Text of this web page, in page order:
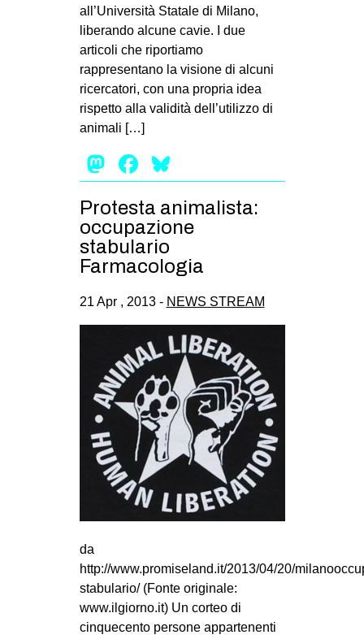
DIRITTO ALL’ABITARE
MIGRAZIONI
PRECARIATO
REPRESSIONE
CULTURE
ARTE
MANIFESTI
MUSICA
INTERNAZIONALE
AFRICA
AMERICHE
ESTREMO ORIENTE
EUROPA
MEDIO ORIENTE
MONDO
in
Fb
all’Università Statale di Milano,
liberando alcune cavie. I due
articoli che riportiamo
rappresentano la visione di alcuni
ricercatori, con una propria idea
rispetto alla validità dell’utilizzo di
animali […]
Mastodon
Facebook
Protesta animalista:
occupazione
stabulario
Farmacologia
21 Apr , 2013 - NEWS STREAM
da
http://www.promiseland.it/2013/04/20/
stabulario/ (Fonte originale:
www.ilgiorno.it) Un corteo di
cinquecento persone appartenenti